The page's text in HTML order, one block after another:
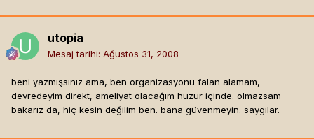
utopia
Mesaj tarihi: Ağustos 31, 2008
beni yazmışsınız ama, ben organizasyonu falan alamam,
devredeyim direkt, ameliyat olacağım huzur içinde. olmazsam
bakarız da, hiç kesin değilim ben. bana güvenmeyin. saygılar.